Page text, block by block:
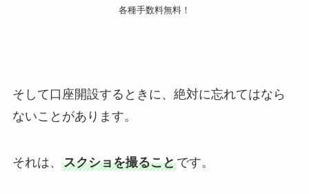
各種手数料無料！
そして口座開設するときに、絶対に忘れてはなら
ないことがあります。
それは、 スクショを撮ることです。